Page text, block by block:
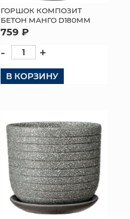
ГОРШОК КОМПОЗИТ
БЕТОН МАНГО D180ММ
759 ₽
- +
В КОРЗИНУ